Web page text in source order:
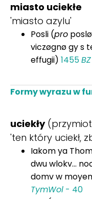
miasto uciekłe
'miasto azylu'
Posli (pro
viczøgnø gy s
effugii) 1455
Formy wyrazu w
uciekły
'ten który uciekł,
Iakom ya
dwu wlokv...
domv w
TymWol - 40